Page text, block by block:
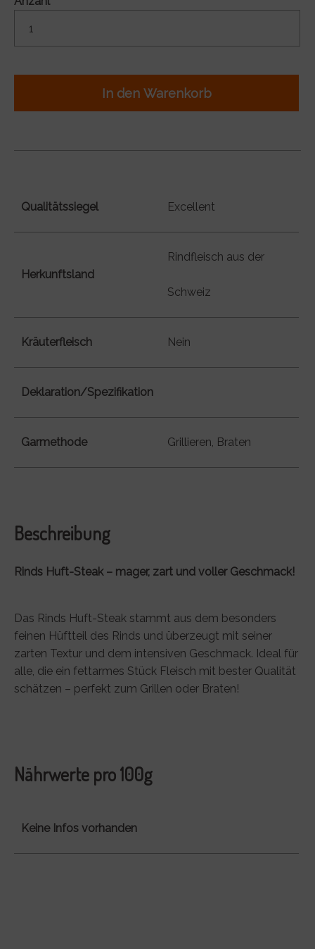
In den Warenkorb
Qualitätssiegel Excellent
Herkunftsland
Rindfleisch aus der
Schweiz
Kräuterfleisch Nein
Deklaration/Spezifikation
Garmethode Grillieren, Braten
Beschreibung
Rinds Huft-Steak – mager, zart und voller Geschmack!
Das Rinds Huft-Steak stammt aus dem besonders
feinen Hüftteil des Rinds und überzeugt mit seiner
zarten Textur und dem intensiven Geschmack. Ideal für
alle, die ein fettarmes Stück Fleisch mit bester Qualität
schätzen – perfekt zum Grillen oder Braten!
Nährwerte pro 100g
Keine Infos vorhanden